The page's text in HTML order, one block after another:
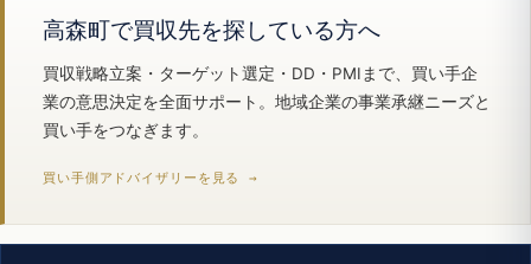
高森町で買収先を探している方へ
買収戦略立案・ターゲット選定・DD・PMIまで、買い手企
業の意思決定を全面サポート。地域企業の事業承継ニーズと
買い手をつなぎます。
買い手側アドバイザリーを見る →